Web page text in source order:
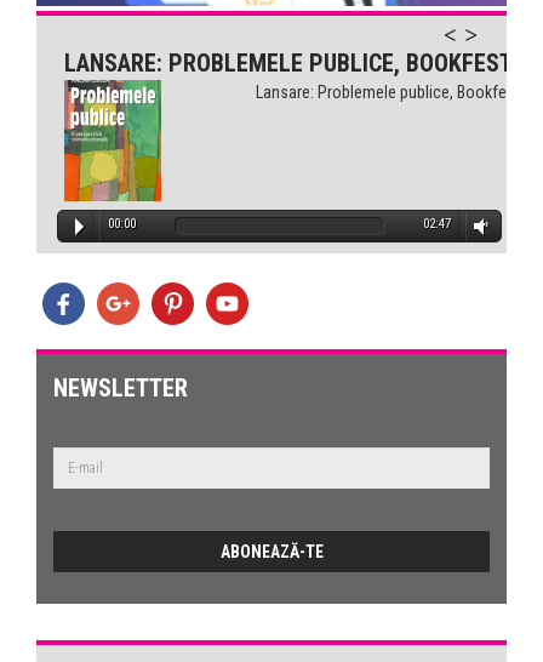
LANSARE: PROBLEMELE PUBLICE, BOOKFEST
Lansare: Problemele publice, Bookfest
00:00 02:47
NEWSLETTER